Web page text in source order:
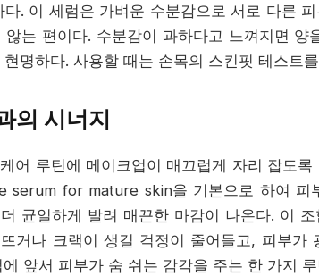
다. 이 세럼은 가벼운 수분감으로 서로 다른
않는 편이다. 수분감이 과하다고 느껴지면 양
명하다. 사용할 때는 손목의 스킨핏 테스트
의 시너지
어 루틴에 메이크업이 매끄럽게 자리 잡도
serum for mature skin을 기본으로 하여 피
균일하게 발려 매끈한 마감이 나온다. 이
거나 크랙이 생길 걱정이 줄어들고, 피부가
앞서 피부가 숨 쉬는 감각을 주는 한 가지